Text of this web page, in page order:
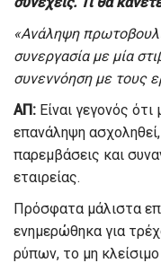
«Ανάληψη
συνεργασία με μία
συνεννόηση με τους
ΑΠ: Είναι γεγονός
επανάληψη
παρεμβάσεις και
εταιρείας.
Πρόσφατα μάλιστα
ενημερώθηκα για
ρύπων, το μη